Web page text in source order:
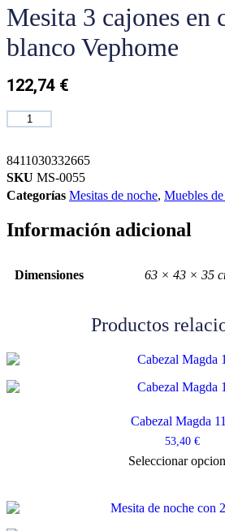
Mesita 3 cajones en
blanco Vephome
122,74 €
Mesita
3
en
cambrian-
blanco
Vephome
8411030332665
SKU MS-0055
Categorías Mesitas de noche, Muebles
Información adicional
Dimensiones 63 × 43 × 35
Productos
Cabezal Magda
53,40 €
Seleccionar